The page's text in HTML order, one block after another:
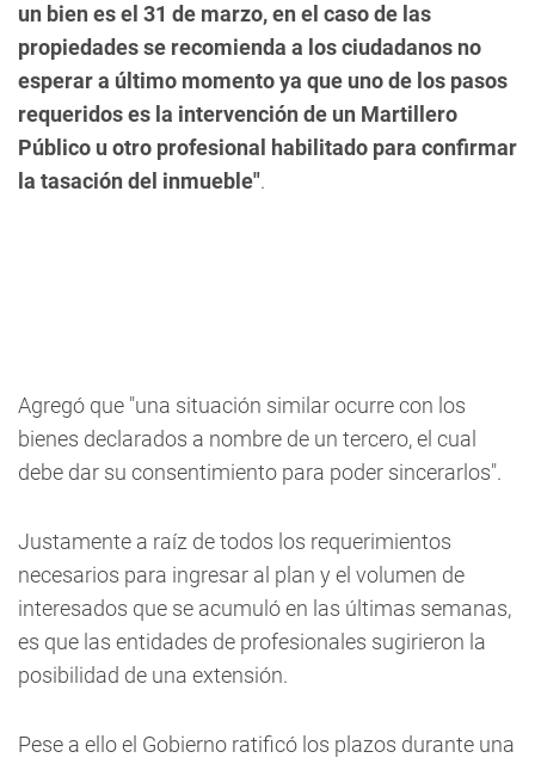
un bien es el 31 de marzo, en el caso de las
propiedades se recomienda a los ciudadanos no
esperar a último momento ya que uno de los pasos
requeridos es la intervención de un Martillero
Público u otro profesional habilitado para confirmar
la tasación del inmueble".
Agregó que "una situación similar ocurre con los
bienes declarados a nombre de un tercero, el cual
debe dar su consentimiento para poder sincerarlos".
Justamente a raíz de todos los requerimientos
necesarios para ingresar al plan y el volumen de
interesados que se acumuló en las últimas semanas,
es que las entidades de profesionales sugirieron la
posibilidad de una extensión.
Pese a ello el Gobierno ratificó los plazos durante una